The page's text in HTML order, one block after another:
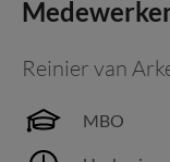
Reinier van
MBO